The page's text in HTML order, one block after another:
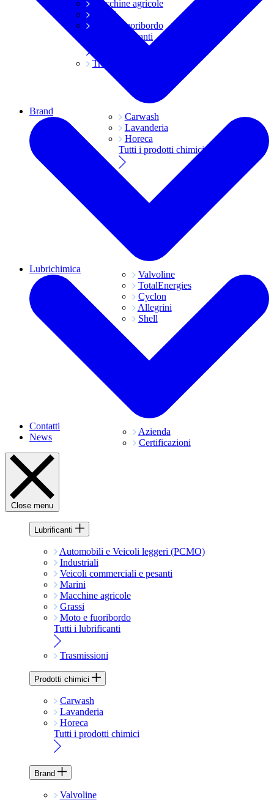
Macchine agricole
Grassi
Moto e fuoribordo
Tutti i lubrificanti
Trasmissioni
Carwash
Lavanderia
Horeca
Tutti i prodotti chimici
Brand
Valvoline
TotalEnergies
Cyclon
Allegrini
Shell
Lubrichimica
Azienda
Certificazioni
Contatti
News
Close menu
Lubrificanti
Automobili e Veicoli leggeri (PCMO)
Industriali
Veicoli commerciali e pesanti
Marini
Macchine agricole
Grassi
Moto e fuoribordo
Tutti i lubrificanti
Trasmissioni
Prodotti chimici
Carwash
Lavanderia
Horeca
Tutti i prodotti chimici
Brand
Valvoline